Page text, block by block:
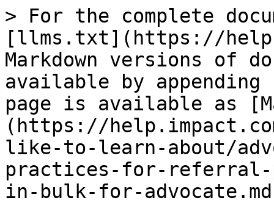
> For the complete
[llms.txt](https://
Markdown versions of
available by
page is available as
(https://
like-to-learn-about/
practices-for-referral-
in-bulk-for-